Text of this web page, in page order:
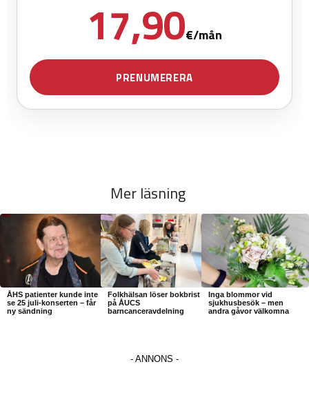
Mer läsning
ÅHS patienter kunde inte
se 25 juli-konserten – får
ny sändning
Folkhälsan löser bokbrist
på ÅUCS
barncanceravdelning
Inga blommor vid
sjukhusbesök – men
andra gåvor välkomna